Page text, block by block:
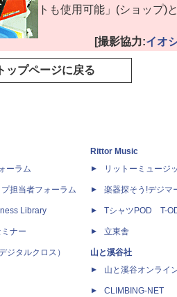
トも使用可能」(ショップ)
[撮影協力:イオ
トップページに戻る
ーラム
担当者フォーラム
Library
ナー
ジタルクロス）
Rittor Music
リットーミュージ
楽器探そう!デジマ
TシャツPOD T-
立東舎
山と溪谷社
山と溪谷オンライ
CLIMBING-NET